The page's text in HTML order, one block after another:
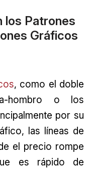
los Patrones
Gráficos
, como el doble
hombro o los
por su
las líneas de
el precio rompe
es rápido de